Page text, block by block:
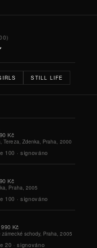
STILL LIFE
Kč
Tereza, Zdenka, Praha, 2000
100 · signováno
Kč
Praha, 2005
100 · signováno
Kč
zámecké schody, Praha, 2005
20 ·signováno